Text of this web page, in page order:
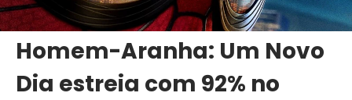
Homem-Aranha: Um Novo
Dia estreia com 92% no